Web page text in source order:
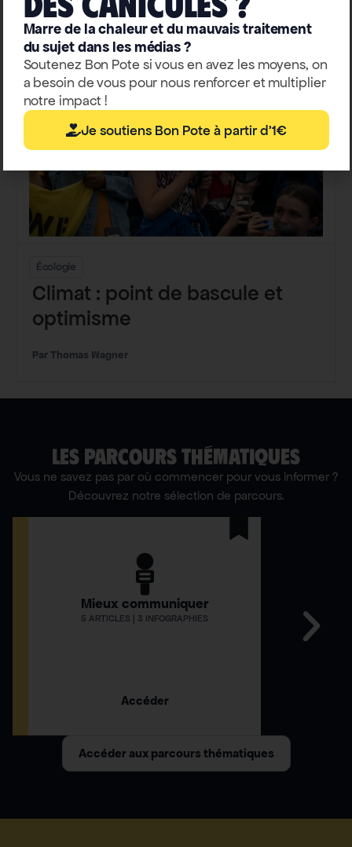
Écologie
Climat : point de bascule et
optimisme
Thomas Wagner
LES PARCOURS THÉMATIQUES
Vous ne savez pas par où commencer pour vous informer ?
Découvrez notre sélection de parcours.
Mieux communiquer
5 ARTICLES | 3 INFOGRAPHIES
Accéder
Accéder aux parcours thématiques
Marre de la chaleur et du mauvais traitement
du sujet dans les médias ?
Soutenez Bon Pote si vous en avez les moyens, on
a besoin de vous pour nous renforcer et multiplier
notre impact !
Je soutiens Bon Pote à partir d'1€